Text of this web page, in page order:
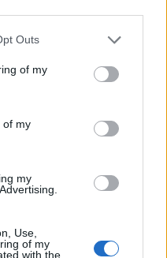
uses one or more Google
You may click to
its third-party tags to
in below Google
Outs
of my
of my
my
Use,
of my
with the